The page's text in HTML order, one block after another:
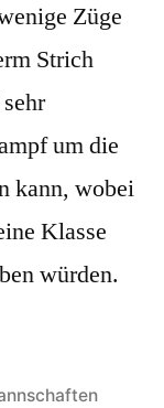
Züge
Strich
um die
kann, wobei
Klasse
würden.